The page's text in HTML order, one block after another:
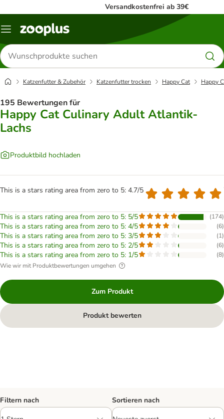
Versandkostenfrei ab 39€
Menü
Produkte
suchen
Katzenfutter & Zubehör Katzenfutter trocken Happy Cat Happy
195 Bewertungen für
Happy Cat Culinary Adult Atlantik-
Lachs
Produktbild hochladen
This is a stars rating area from zero to 5: 4.7/5
This is a stars rating area from zero to 5: 5/5 (174)
This is a stars rating area from zero to 5: 4/5 (6)
This is a stars rating area from zero to 5: 3/5 (1)
This is a stars rating area from zero to 5: 2/5 (6)
This is a stars rating area from zero to 5: 1/5 (8)
Wie wir mit Produktbewertungen umgehen
Zum Produkt
Produkt bewerten
Filtern nach Sortieren nach